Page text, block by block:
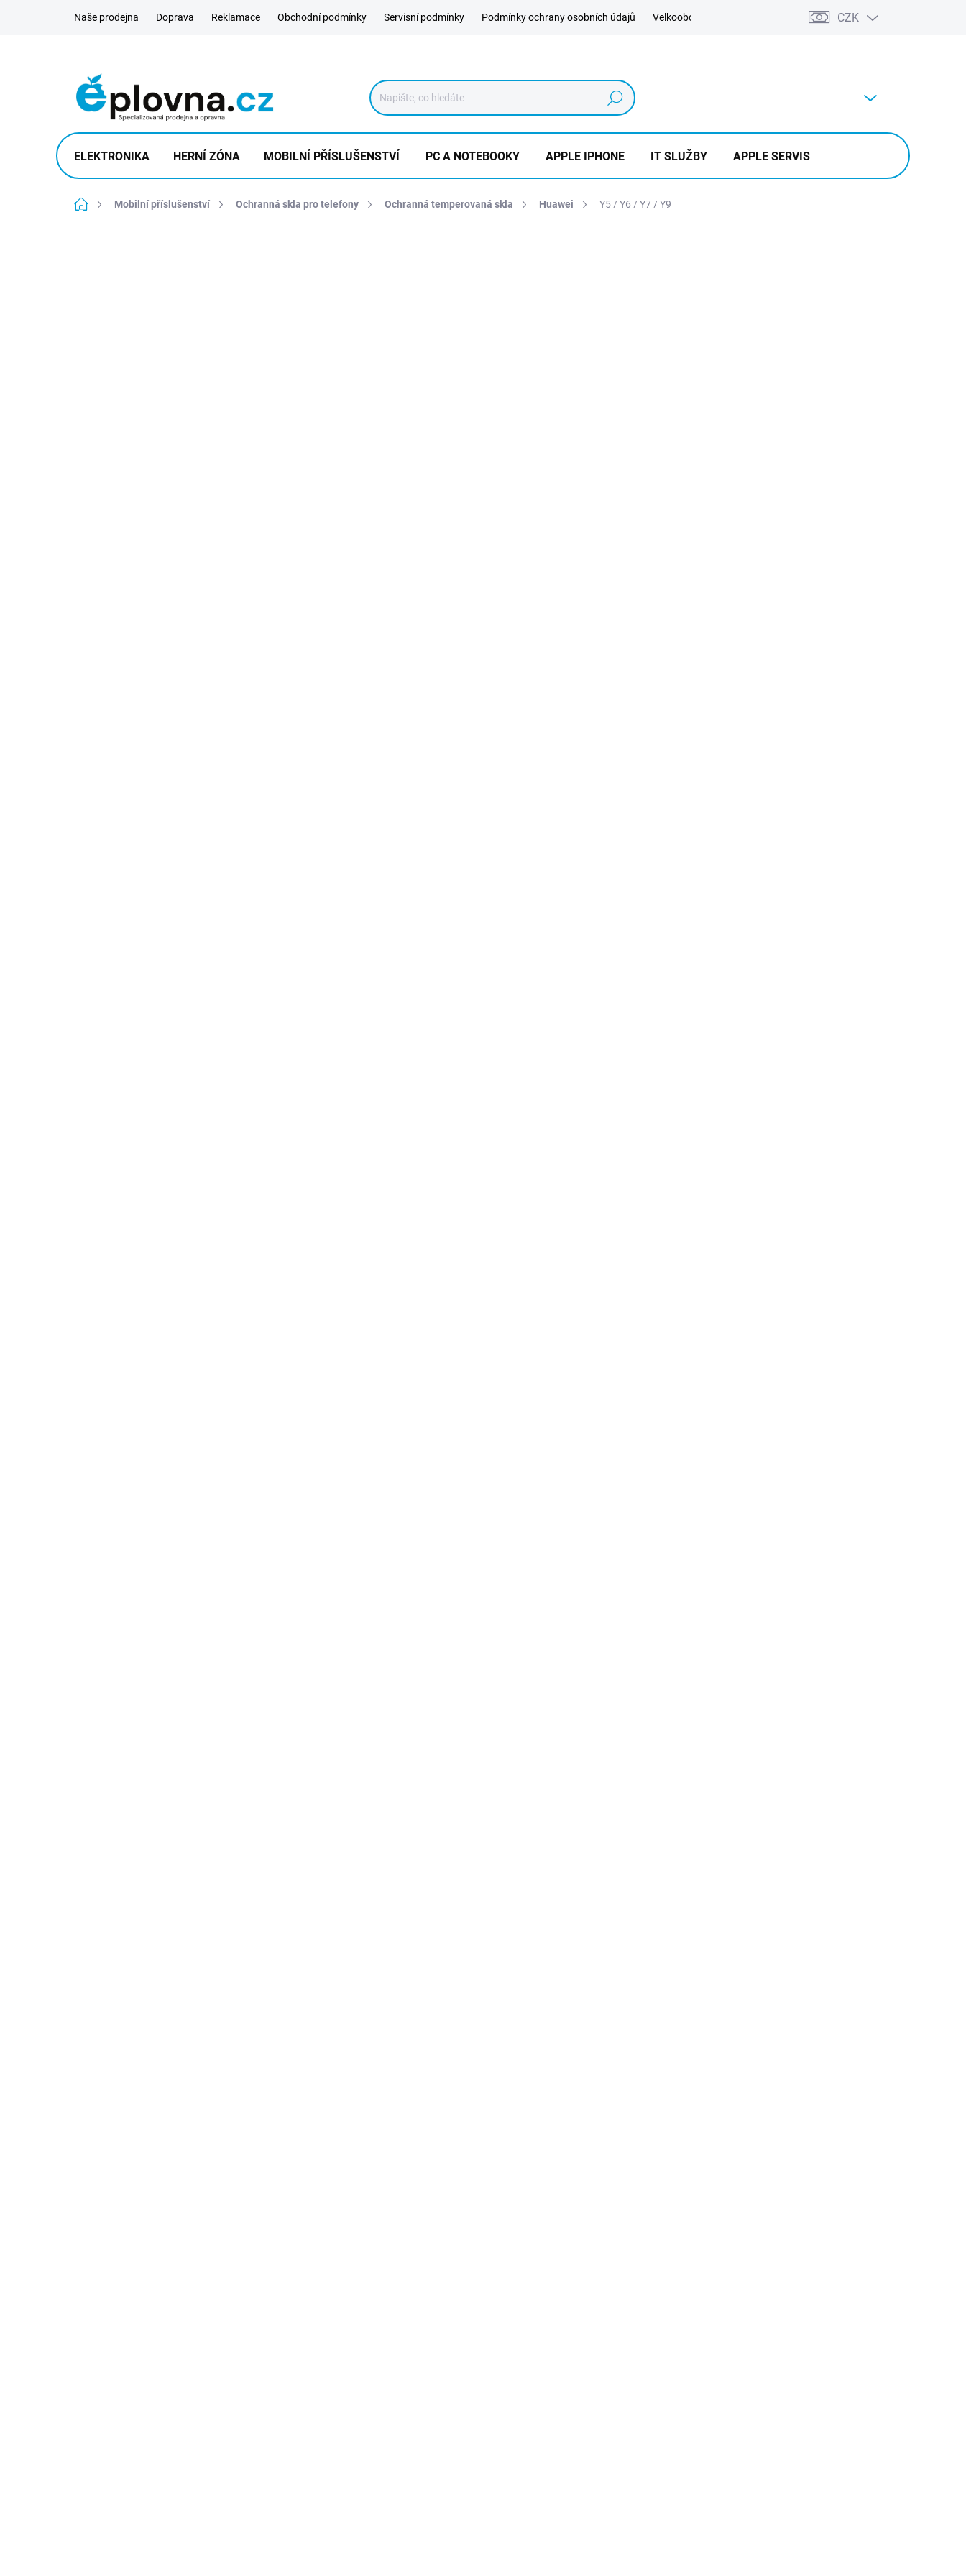
Naše prodejna Doprava Reklamace Obchodní podmínky Servisní podmínky Podmínky ochrany osobních údajů Velkoobchod Výkup CZK
Hledat
ELEKTRONIKA HERNÍ ZÓNA MOBILNÍ PŘÍSLUŠENSTVÍ PC A NOTEBOOKY APPLE IPHONE IT SLUŽBY APPLE SERVIS
Domů Mobilní příslušenství Ochranná skla pro telefony Ochranná temperovaná skla Huawei Y5 / Y6 / Y7 / Y9